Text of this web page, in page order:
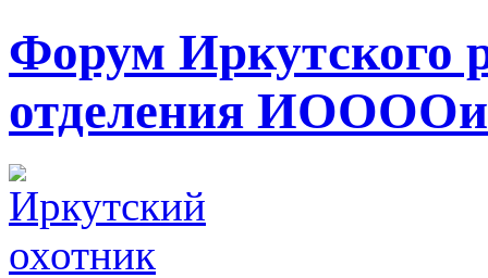
Форум Иркутского
отделения